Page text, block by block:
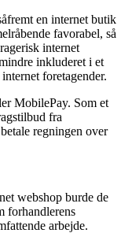
en internet butik
favorabel, så
internet
inkluderet i et
foretagender.
MobilePay. Som et
fra
regningen over
webshop burde de
forhandlerens
arbejde.